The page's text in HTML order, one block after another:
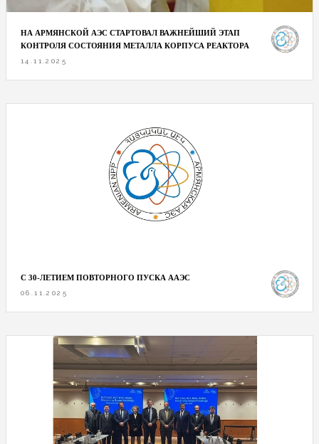
НА АРМЯНСКОЙ АЭС СТАРТОВАЛ ВАЖНЕЙШИЙ ЭТАП
КОНТРОЛЯ СОСТОЯНИЯ МЕТАЛЛА КОРПУСА РЕАКТОРА
14.11.2025
С 30-ЛЕТИЕМ ПОВТОРНОГО ПУСКА ААЭС
06.11.2025